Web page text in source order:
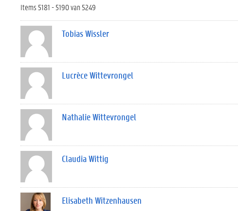
Items 5181 - 5190 van 5249
Tobias Wissler
Lucrèce Wittevrongel
Nathalie Wittevrongel
Claudia Wittig
Elisabeth Witzenhausen